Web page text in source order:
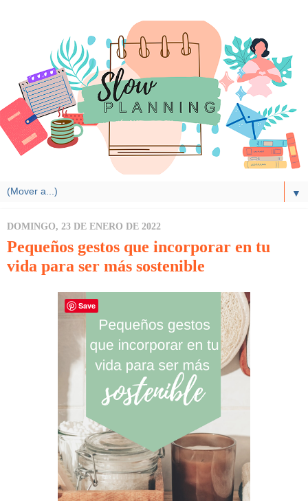
▼
DOMINGO, 23 DE ENERO DE 2022
Pequeños gestos que incorporar en tu
vida para ser más sostenible
Save